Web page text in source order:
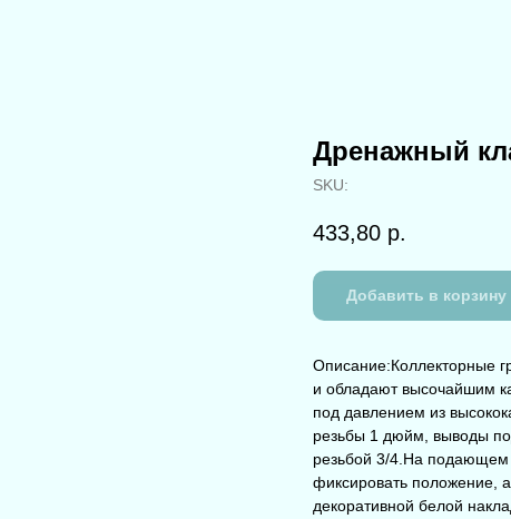
Дренажный
SKU:
433,80 р.
Добавить в корзину
Описание:Коллекторные
и обладают высочайшим
под давлением из
резьбы 1 дюйм, выводы
резьбой 3/4.На подающем
фиксировать положение,
декоративной белой